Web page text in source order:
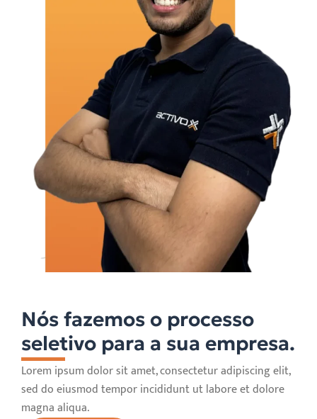
Nós fazemos o processo
seletivo para a sua empresa.
Lorem ipsum dolor sit amet, consectetur adipiscing elit,
sed do eiusmod tempor incididunt ut labore et dolore
magna aliqua.